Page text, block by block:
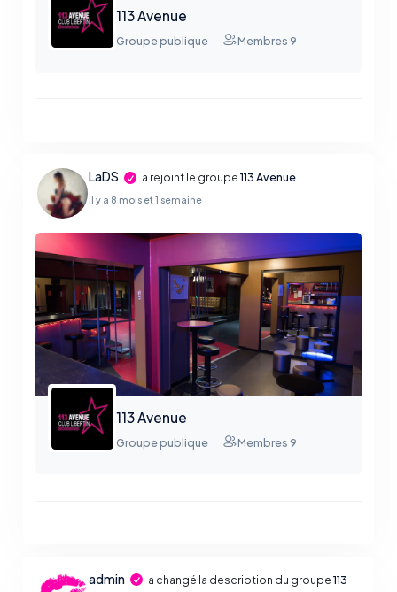
113 Avenue
Groupe publique Membres 9
LaDS a rejoint le groupe113 Avenue
il y a 8 mois et 1 semaine
113 Avenue
Groupe publique Membres 9
admin a changé la description du groupe113